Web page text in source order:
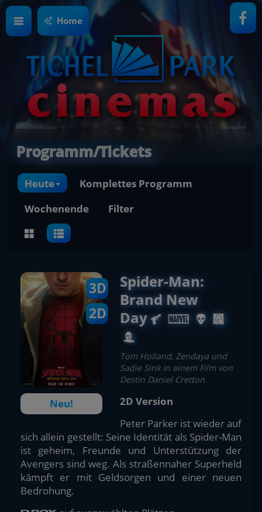
Home
Programm/Tickets
Heute
Komplettes Programm
Wochenende
Filter
3D
2D
Neu!
Spider-Man:
Brand New
Day
Tom Holland, Zendaya und
Sadie Sink in einem Film von
Destin Daniel Cretton
2D Version
Peter Parker ist wieder auf
sich allein gestellt: Seine Identität als Spider-Man
ist geheim, Freunde und Unterstützung der
Avengers sind weg. Als straßennaher Superheld
kämpft er mit Geldsorgen und einer neuen
Bedrohung.